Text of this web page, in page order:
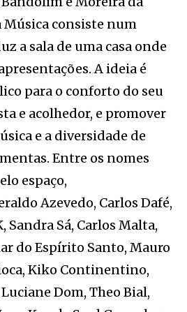
Música consiste num
a sala de uma casa onde
A ideia é
para o conforto do seu
e acolhedor, e promover
e a diversidade de
Entre os nomes
espaço,
Azevedo, Carlos Dafé,
Sandra Sá, Carlos Malta,
do Espírito Santo, Mauro
Kiko Continentino,
Dom, Theo Bial,